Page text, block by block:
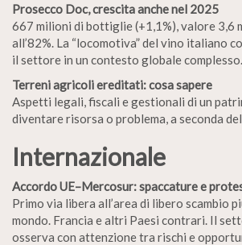
Prosecco Doc, crescita anche nel 2025
667 milioni di bottiglie (+1,1%), valore 3,6
all’82%. La “locomotiva” del vino italiano
il settore in un contesto globale complesso.
Terreni agricoli ereditati: cosa sapere
Aspetti legali, fiscali e gestionali di un
diventare risorsa o problema, a seconda
Internazionale
Accordo UE–Mercosur: spaccature e
Primo via libera all’area di libero scambio
mondo. Francia e altri Paesi contrari. Il
osserva con attenzione tra rischi e